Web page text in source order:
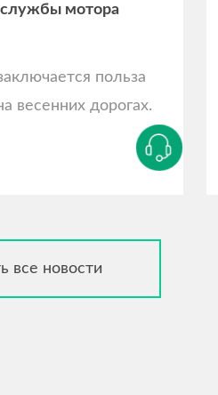
службы мотора
польза
весенних дорогах.
все новости